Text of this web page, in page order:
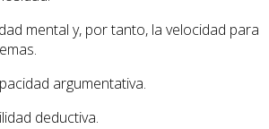
mental y, por tanto, la velocidad para
argumentativa.
deductiva.